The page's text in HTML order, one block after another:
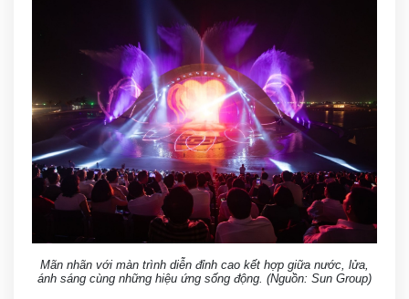
Mãn nhãn với màn trình diễn đỉnh cao kết hợp giữa nước, lửa,
ánh sáng cùng những hiệu ứng sống động. (Nguồn: Sun Group)